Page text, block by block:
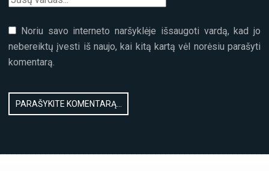
Noriu savo interneto naršyklėje išsaugoti vardą, kad jo
nebereiktų įvesti iš naujo, kai kitą kartą vėl norėsiu parašyti
komentarą.